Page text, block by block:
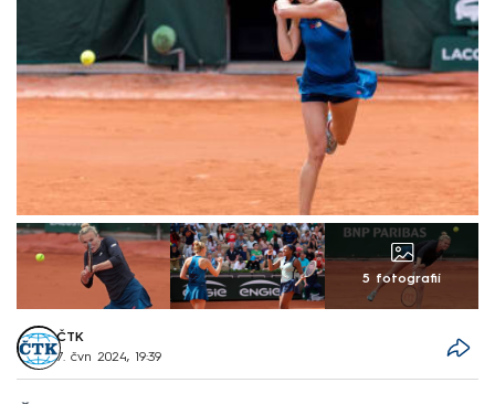
5 fotografií
ČTK
7. čvn 2024, 19:39